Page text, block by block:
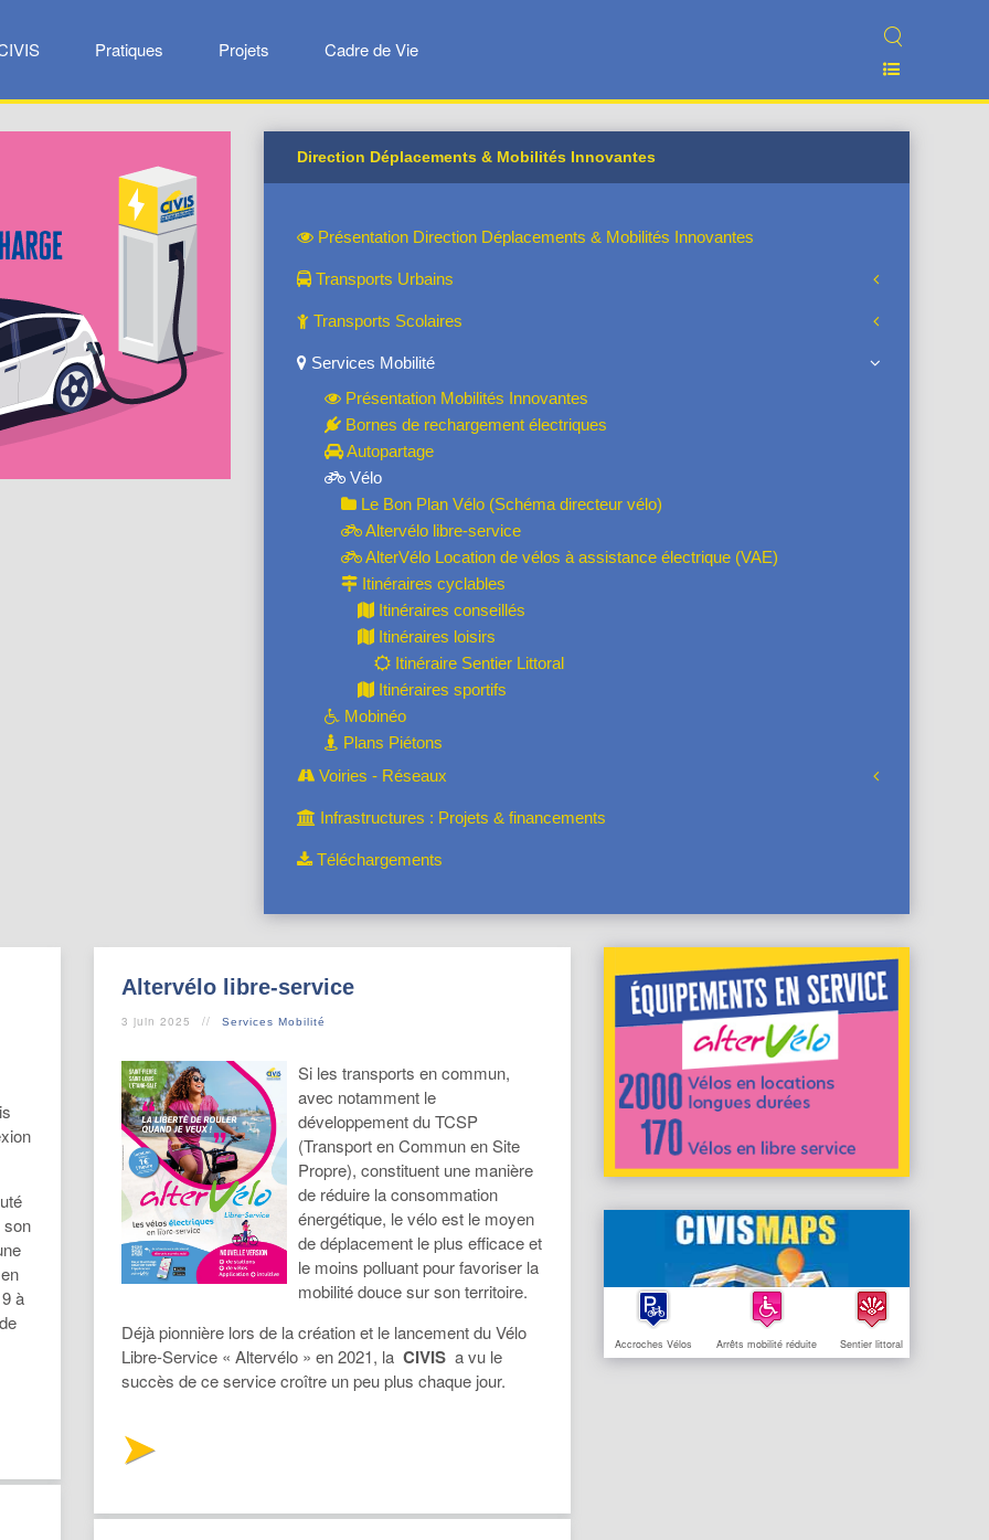
Pratiques Projets Cadre de Vie
Direction Déplacements & Mobilités Innovantes
Présentation Direction Déplacements & Mobilités Innovantes
Transports Urbains
Transports Scolaires
Services Mobilité
Présentation Mobilités Innovantes
Bornes de rechargement électriques
Autopartage
Vélo
Le Bon Plan Vélo (Schéma directeur vélo)
Altervélo libre-service
AlterVélo Location de vélos à assistance électrique (VAE)
Itinéraires cyclables
Itinéraires conseillés
Itinéraires loisirs
Itinéraire Sentier Littoral
Itinéraires sportifs
Mobinéo
Plans Piétons
Voiries - Réseaux
Infrastructures : Projets & financements
Téléchargements
son
à
Altervélo libre-service
3 juin 2025 Services Mobilité
Si les transports en commun,
avec notamment le
développement du TCSP
(Transport en Commun en Site
Propre), constituent une manière
de réduire la consommation
énergétique, le vélo est le moyen
de déplacement le plus efficace et
le moins polluant pour favoriser la
mobilité douce sur son territoire.
Déjà pionnière lors de la création et le lancement du Vélo
Libre-Service « Altervélo » en 2021, la CIVIS a vu le
succès de ce service croître un peu plus chaque jour.
Accroches Vélos Arrêts mobilité réduite Sentier littoral